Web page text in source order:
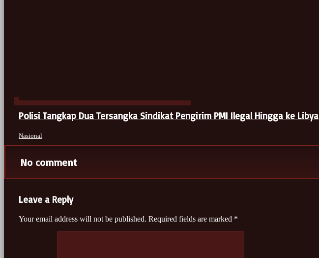
Polisi Tangkap Dua Tersangka Sindikat Pengirim PMI Ilegal Hingga ke Libya
Nasional
No comment
Leave a Reply
Your email address will not be published. Required fields are marked *